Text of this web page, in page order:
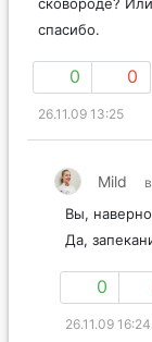
спасибо.
0 0
26.11.09 13:25
Mild
Вы,
Да,
0
26.11.09 16:24